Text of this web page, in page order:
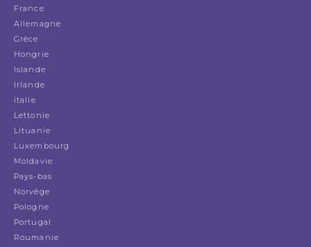
France
Allemagne
Grèce
Hongrie
Islande
Irlande
italie
Lettonie
Lituanie
Luxembourg
Moldavie
Pays-bas
Norvège
Pologne
Portugal
Roumanie